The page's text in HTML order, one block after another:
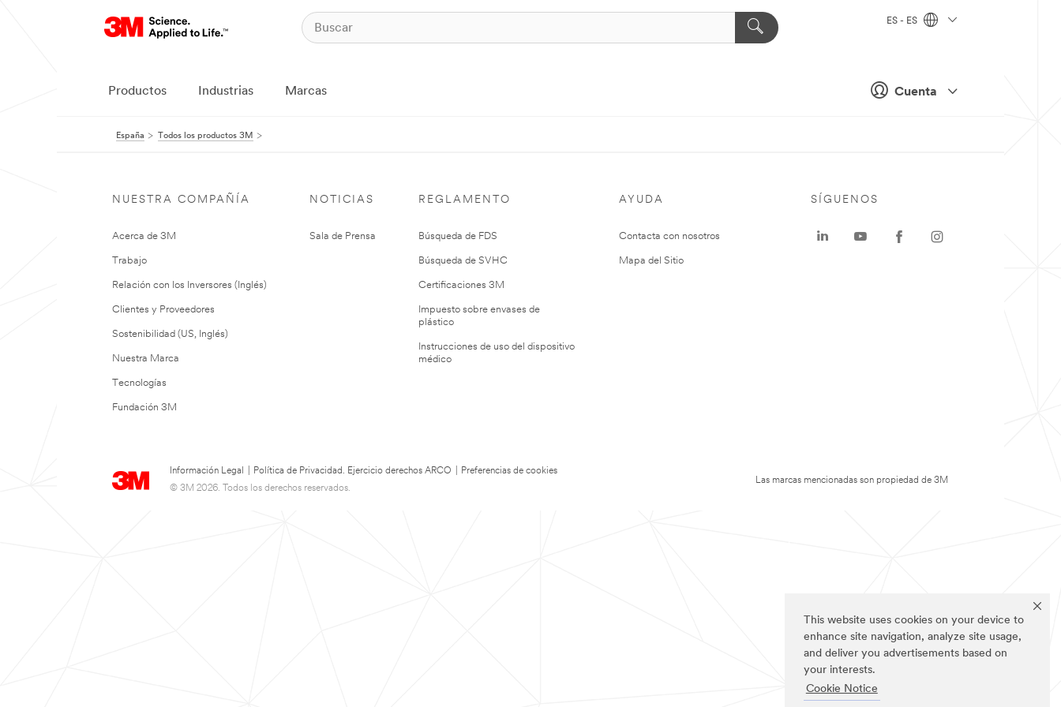
This website uses cookies on your device to
enhance site navigation, analyze site usage,
and deliver you advertisements based on
your interests.
Cookie Notice
Cuenta
ES - ES
Productos Industrias Marcas
España Todos los productos 3M
NUESTRA COMPAÑÍA
Acerca de 3M
Trabajo
Relación con los Inversores (Inglés)
Clientes y Proveedores
Sostenibilidad (US, Inglés)
Nuestra Marca
Tecnologías
Fundación 3M
NOTICIAS
Sala de Prensa
REGLAMENTO
Búsqueda de FDS
Búsqueda de SVHC
Certificaciones 3M
Impuesto sobre envases de
plástico
Instrucciones de uso del dispositivo
médico
AYUDA
Contacta con nosotros
Mapa del Sitio
Información Legal Política de Privacidad. Ejercicio derechos ARCO
Preferencias de cookies
© 3M 2026. Todos los derechos reservados.
SÍGUENOS
Las marcas mencionadas son propiedad de 3M